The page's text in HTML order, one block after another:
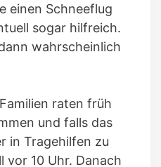
einen Schneeflug
sogar hilfreich.
wahrscheinlich
raten früh
und falls das
in Tragehilfen zu
vor 10 Uhr. Danach